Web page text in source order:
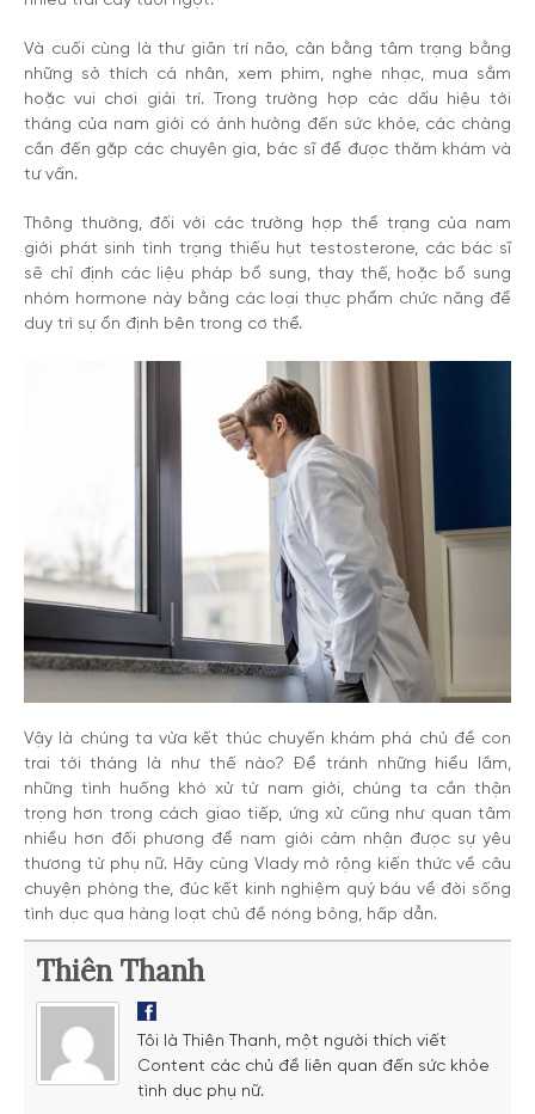
Và cuối cùng là thư giãn trí não, cân bằng tâm trạng bằng
những sở thích cá nhân, xem phim, nghe nhạc, mua sắm
hoặc vui chơi giải trí. Trong trường hợp các dấu hiệu tới
tháng của nam giới có ảnh hưởng đến sức khỏe, các chàng
cần đến gặp các chuyên gia, bác sĩ để được thăm khám và
tư vấn.
Thông thường, đối với các trường hợp thể trạng của nam
giới phát sinh tình trạng thiếu hụt testosterone, các bác sĩ
sẽ chỉ định các liệu pháp bổ sung, thay thế, hoặc bổ sung
nhóm hormone này bằng các loại thực phẩm chức năng để
duy trì sự ổn định bên trong cơ thể.
Vậy là chúng ta vừa kết thúc chuyến khám phá chủ đề con
trai tới tháng là như thế nào? Để tránh những hiểu lầm,
những tình huống khó xử từ nam giới, chúng ta cần thận
trọng hơn trong cách giao tiếp, ứng xử cũng như quan tâm
nhiều hơn đối phương để nam giới cảm nhận được sự yêu
thương từ phụ nữ. Hãy cùng Vlady mở rộng kiến thức về câu
chuyện phòng the, đúc kết kinh nghiệm quý báu về đời sống
tình dục qua hàng loạt chủ đề nóng bỏng, hấp dẫn.
Thiên Thanh
Tôi là Thiên Thanh, một người thích viết
Content các chủ đề liên quan đến sức khỏe
tình dục phụ nữ.